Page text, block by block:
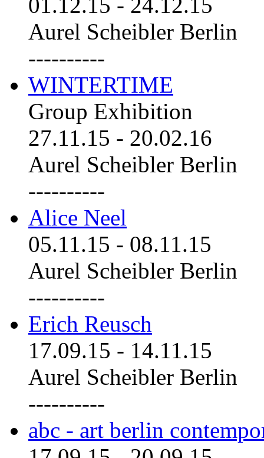
Aurel Scheibler Berlin
----------
WINTERTIME
Group Exhibition
27.11.15 - 20.02.16
Aurel Scheibler Berlin
----------
Alice Neel
05.11.15 - 08.11.15
Aurel Scheibler Berlin
----------
Erich Reusch
17.09.15 - 14.11.15
Aurel Scheibler Berlin
----------
abc - art berlin